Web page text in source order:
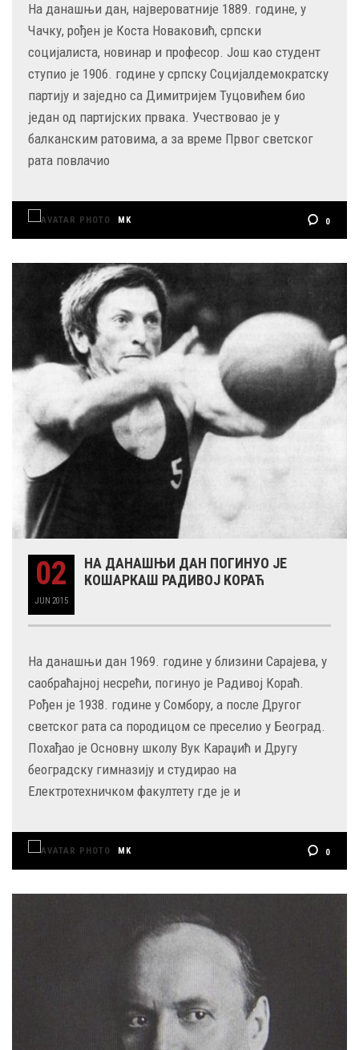
На данашњи дан, највероватније 1889. године, у
Чачку, рођен je Коста Новаковић, српски
социјалиста, новинар и професор. Још као студент
ступио је 1906. године у српску Социјалдемократску
партију и заједно са Димитријем Туцовићем био
један од партијских првака. Учествовао је у
балканским ратовима, а за време Првог светског
рата повлачио
MK 0
02
JUN 2015
НА ДАНАШЊИ ДАН ПОГИНУО ЈЕ
КОШАРКАШ РАДИВОЈ КОРАЋ
На данашњи дан 1969. године у близини Сарајева, у
саобраћајној несрећи, погинуо је Радивој Кораћ.
Рођен је 1938. године у Сомбору, а после Другог
светског рата са породицом се преселио у Београд.
Похађао је Oсновну школу Вук Караџић и Другу
београдску гимназију и студирао на
Електротехничком факултету где је и
MK 0